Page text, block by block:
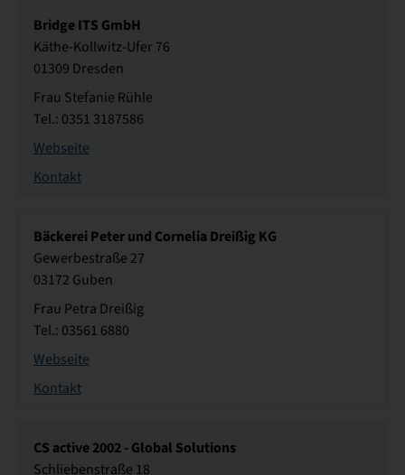
Bridge ITS GmbH
Käthe-Kollwitz-Ufer 76
01309 Dresden
Frau Stefanie Rühle
Tel.: 0351 3187586
Webseite
Kontakt
Bäckerei Peter und Cornelia Dreißig KG
Gewerbestraße 27
03172 Guben
Frau Petra Dreißig
Tel.: 03561 6880
Webseite
Kontakt
CS active 2002 - Global Solutions
Schliebenstraße 18